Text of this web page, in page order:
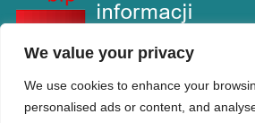
We value your privacy
We use cookies to enhance your
personalised ads or content, and